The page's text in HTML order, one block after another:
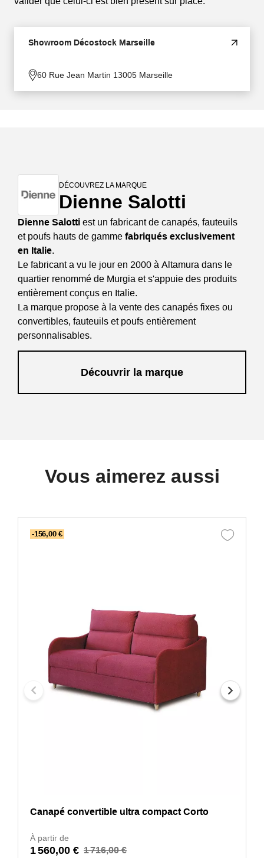
Showroom Décostock Marseille
60 Rue Jean Martin 13005 Marseille
DÉCOUVREZ LA MARQUE
Dienne Salotti
Dienne Salotti est un fabricant de canapés, fauteuils
et poufs hauts de gamme fabriqués exclusivement
en Italie.
Le fabricant a vu le jour en 2000 à Altamura dans le
quartier renommé de Murgia et s'appuie des produits
entièrement conçus en Italie.
La marque propose à la vente des canapés fixes ou
convertibles, fauteuils et poufs entièrement
personnalisables.
Découvrir la marque
Vous aimerez aussi
-156,00 €
Canapé convertible ultra compact Corto
À partir de
1 560,00 € 1 716,00 €